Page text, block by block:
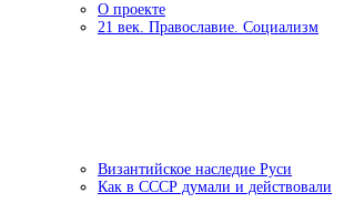
О проекте
21 век. Православие. Социализм
Византийское наследие Руси
Как в СССР думали и действовали